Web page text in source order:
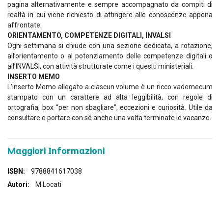
pagina alternativamente e sempre accompagnato da compiti di
realtà in cui viene richiesto di attingere alle conoscenze appena
affrontate.
ORIENTAMENTO, COMPETENZE DIGITALI, INVALSI
Ogni settimana si chiude con una sezione dedicata, a rotazione,
all’orientamento o al potenziamento delle competenze digitali o
all’INVALSI, con attività strutturate come i quesiti ministeriali.
INSERTO MEMO
L’inserto Memo allegato a ciascun volume è un ricco vademecum
stampato con un carattere ad alta leggibilità, con regole di
ortografia, box “per non sbagliare”, eccezioni e curiosità. Utile da
consultare e portare con sé anche una volta terminate le vacanze.
Maggiori Informazioni
Maggiori
Informazioni
9788841617038
M.Locati